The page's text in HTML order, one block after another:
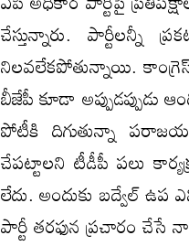
చేస్తున్నారు.
నిల‌వ‌లేక‌పోతున్నాయి.
బీజేపీ కూడా
పోటీకి దిగుతున్నా
చేప‌ట్టాల‌ని టీడీపీ ప‌లు
లేదు. అందుకు బద్వేల్ ఉప
పార్టీ త‌ర‌ఫున ప్ర‌చారం చేసే